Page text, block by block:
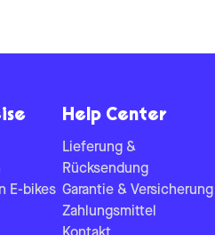
E-bikes
Help Center
Lieferung &
Rücksendung
Garantie & Versicherung
Zahlungsmittel